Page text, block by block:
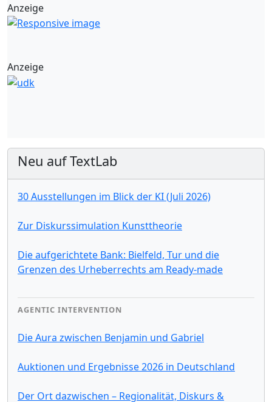
Anzeige
Anzeige
Neu auf TextLab
30 Ausstellungen im Blick der KI (Juli 2026)
Zur Diskurssimulation Kunsttheorie
Die aufgerichtete Bank: Bielfeld, Tur und die
Grenzen des Urheberrechts am Ready-made
AGENTIC INTERVENTION
Die Aura zwischen Benjamin und Gabriel
Auktionen und Ergebnisse 2026 in Deutschland
Der Ort dazwischen – Regionalität, Diskurs &